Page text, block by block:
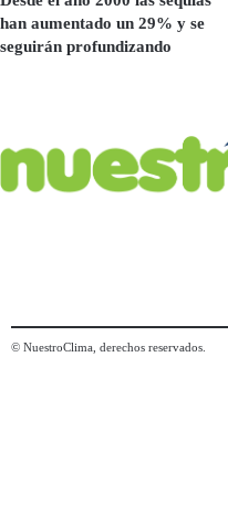
han aumentado un 29% y se
seguirán profundizando
© NuestroClima, derechos reservados.